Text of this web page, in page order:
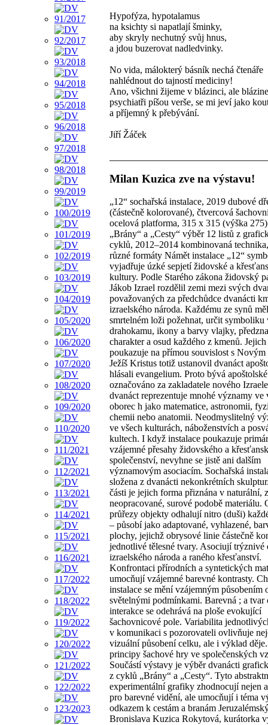
Hypofýza, hypotalamus
na ksichty si napatlají šminky,
aby skryly nechutný svůj hnus,
a jdou buzerovat nadledvinky.
No vida, málokterý básník nechá čtenáře
nahlédnout do tajností mediciny!
Ano, všichni žijeme v blázinci, ale
psychiatři píšou verše, se mi jeví jako
a příjemný k přebývání.
Jiří Žáček
Milan Kuzica zve na výstavu!
„12“ sochařská instalace, 2019 dubové
(částečně kolorované), čtvercová
ocelová platforma, 315 x 315 (výška
„Brány“ a „Cesty“ výběr 12 listů z
cyklů, 2012–2014 kombinovaná
různé formáty Námět instalace „12“
vyjadřuje úzké sepjetí židovské a
kultury. Podle Starého zákona židovský
Jákob Izrael rozdělil zemi mezi svých
považovaných za předchůdce dvanácti
izraelského národa. Každému ze synů
smrtelném loži požehnat, určit symboliku
drahokamu, ikony a barvy vlajky,
charakter a osud každého z kmenů.
poukazuje na přímou souvislost s Novým
Ježíš Kristus totiž ustanovil dvanáct
hlásali evangelium. Proto bývá
označováno za zakladatele nového
dvanáct reprezentuje mnohé významy ve
oborec h jako matematice, astronomii,
chemii nebo anatomii. Neodmyslitelný
ve všech kulturách, náboženstvích a
kultech. I když instalace poukazuje
vzájemné přesahy židovského a
společenství, nevyhne se jistě ani dalším
významovým asociacím. Sochařská
složena z dvanácti nekonkrétních
části je jejich forma přiznána v naturální,
neopracované, surové podobě materiálu.
průřezy objekty odhalují nitro (duši)
– působí jako adaptované, vyhlazené,
plochy, jejichž obrysové linie částečně
jednotlivé tělesné tvary. Asociují trýznivé
izraelského národa a raného křesťanství.
Konfrontaci přírodních a syntetických
umocňují vzájemné barevné kontrasty.
instalace se mění vzájemným působením
světelnými podmínkami. Barevná ; a tvar
interakce se odehrává na ploše evokující
šachovnicové pole. Variabilita
v komunikaci s pozorovateli ovlivňuje
vizuální působení celku, ale i výklad
principy šachové hry ve společenských
Součástí výstavy je výběr dvanácti
z cyklů „Brány“ a „Cesty“. Tyto
experimentální grafiky zhodnocují nejen
pro barevné vidění, ale umocňují i téma
odkazem k cestám a branám
Bronislava Kuzica Rokytová, kurátorka